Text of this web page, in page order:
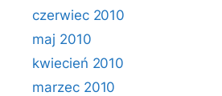
czerwiec 2010
maj 2010
kwiecień 2010
marzec 2010